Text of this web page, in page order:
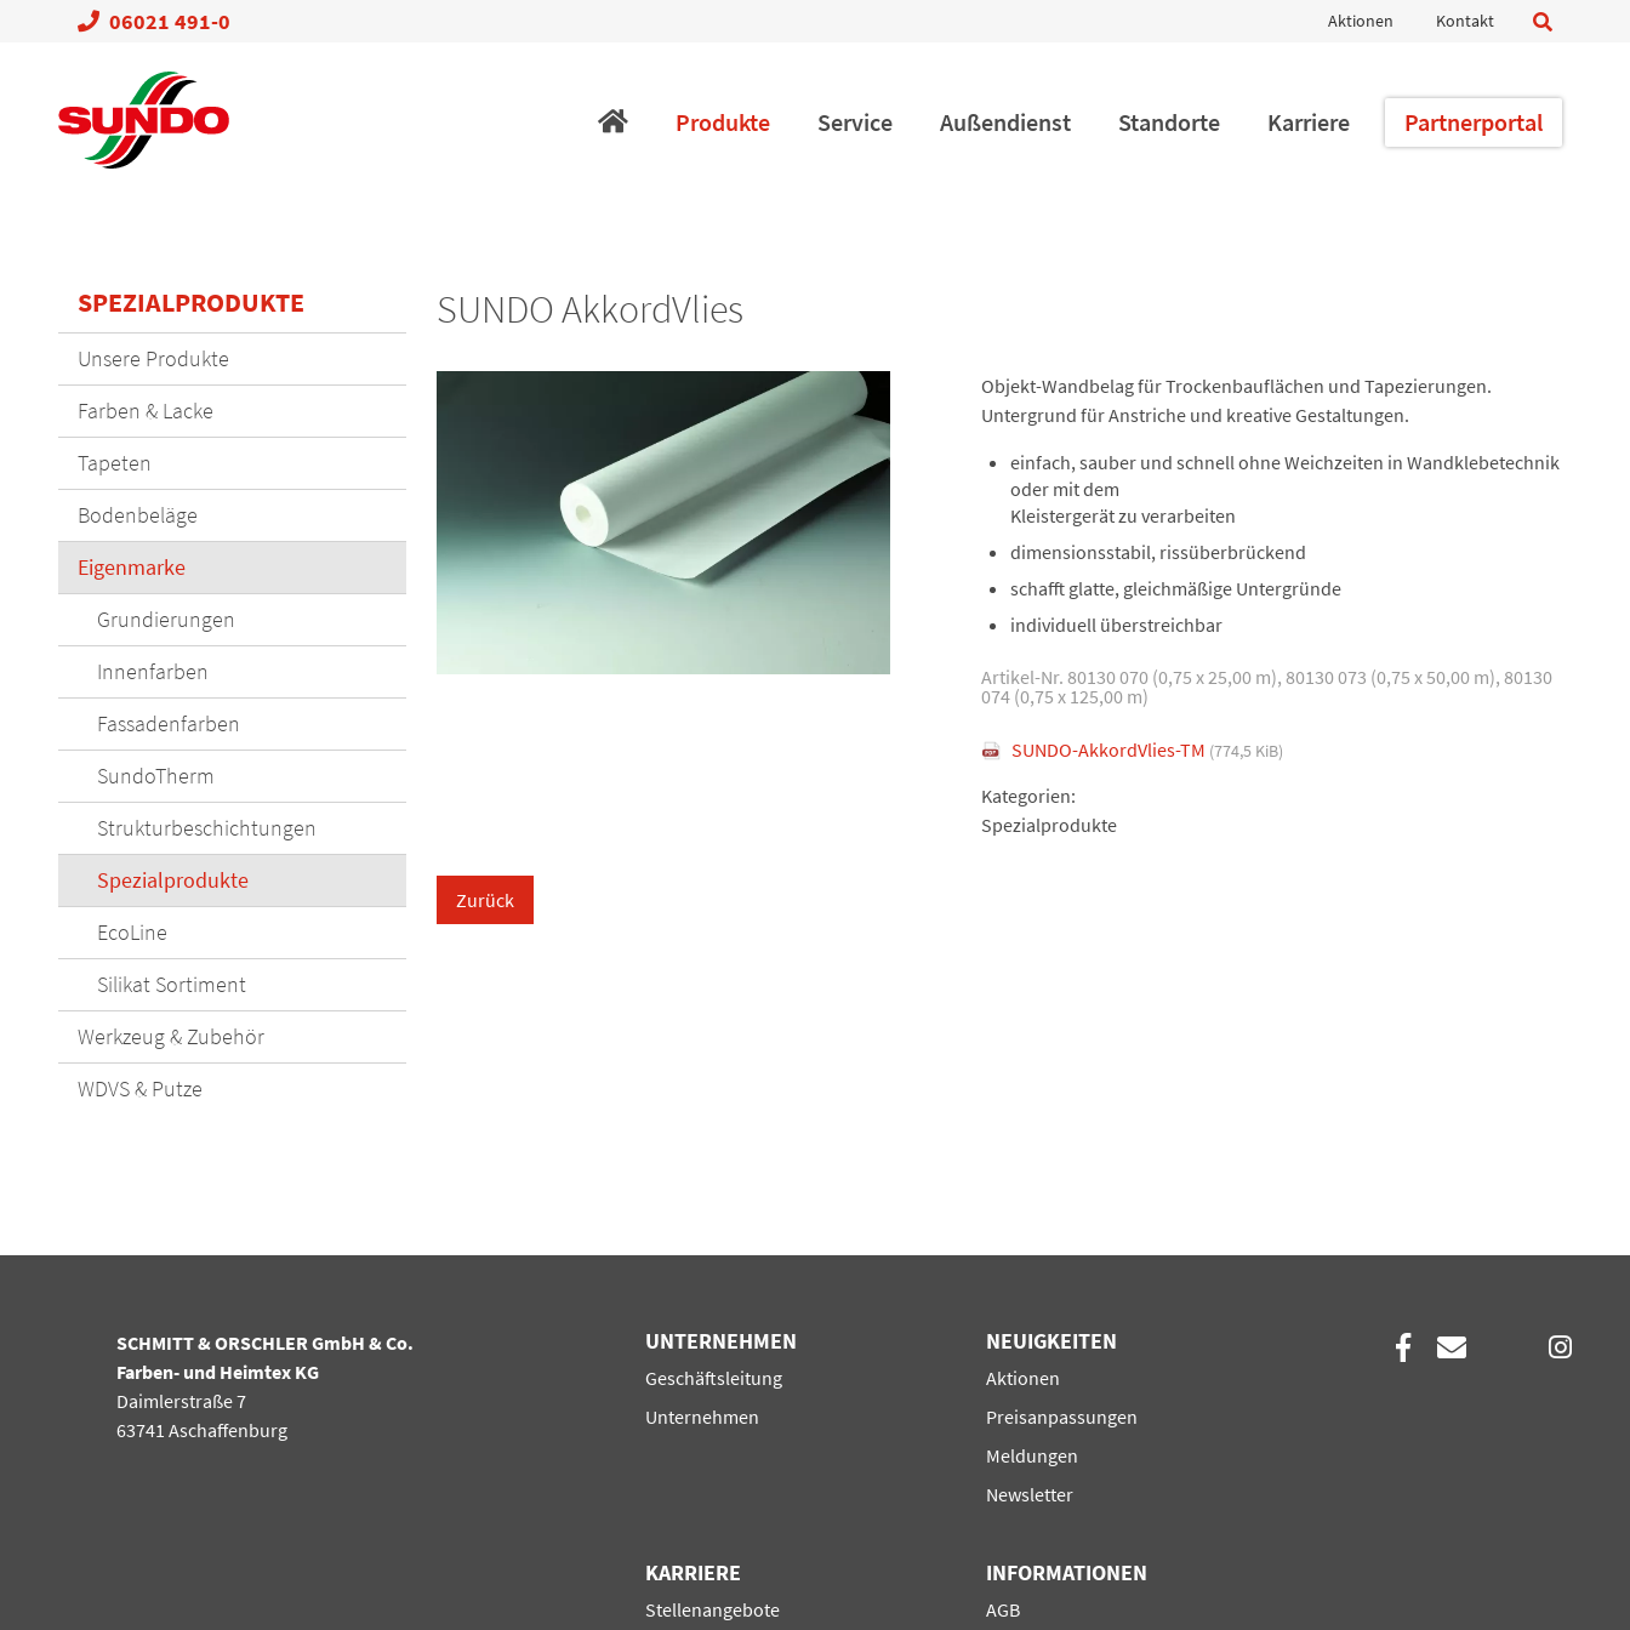
06021 491-0 überspringen
Aktionen Kontakt
überspringenProdukte Service Außendienst Standorte Karriere Partnerportal
SUNDO AkkordVlies
Objekt-Wandbelag für Trockenbauflächen und Tapezierungen.
Untergrund für Anstriche und kreative Gestaltungen.
einfach, sauber und schnell ohne Weichzeiten in Wandklebetechnik
oder mit dem
Kleistergerät zu verarbeiten
dimensionsstabil, rissüberbrückend
schafft glatte, gleichmäßige Untergründe
individuell überstreichbar
Artikel-Nr. 80130 070 (0,75 x 25,00 m), 80130 073 (0,75 x 50,00 m), 80130
074 (0,75 x 125,00 m)
SUNDO-AkkordVlies-TM (774,5 KiB)
Kategorien:
Spezialprodukte
Zurück
SPEZIALPRODUKTE
Navigation
überspringen
Unsere Produkte
Farben & Lacke
Tapeten
Bodenbeläge
Eigenmarke
Grundierungen
Innenfarben
Fassadenfarben
SundoTherm
Strukturbeschichtungen
Spezialprodukte
EcoLine
Silikat Sortiment
Werkzeug & Zubehör
WDVS & Putze
SCHMITT & ORSCHLER GmbH & Co.
Farben- und Heimtex KG
Daimlerstraße 7
63741 Aschaffenburg
UNTERNEHMEN
Navigation
Geschäftsleitung
Unternehmen
NEUIGKEITEN
Navigation
Aktionen
Preisanpassungen
Meldungen
Newsletter
KARRIERE
Navigation
Stellenangebote
INFORMATIONEN
Navigation
AGB